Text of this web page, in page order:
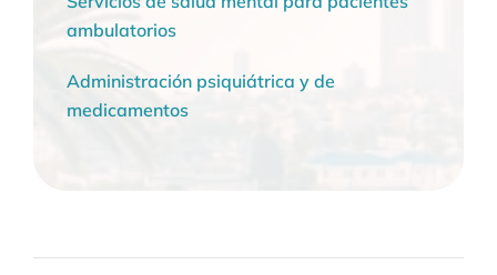
ambulatorios
Administración psiquiátrica y de
medicamentos